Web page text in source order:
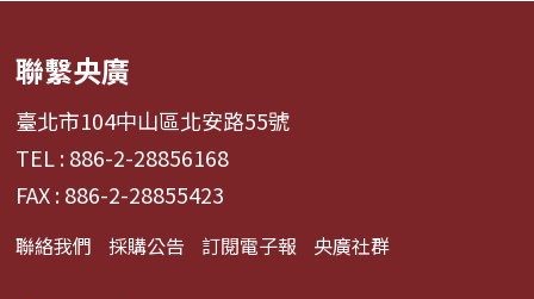
聯繫央廣
臺北市104中山區北安路55號
TEL : 886-2-28856168
FAX : 886-2-28855423
聯絡我們 採購公告 訂閱電子報 央廣社群